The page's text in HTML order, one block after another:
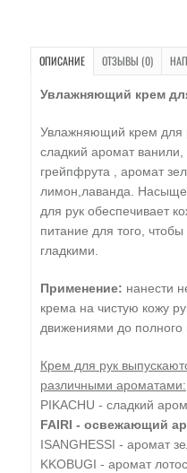
ОПИСАНИЕ ОТЗЫВЫ (0)
Увлажняющий крем
Увлажняющий крем для
сладкий аромат
грейпфрута , аромат
лимон,лаванда.
для рук обеспечивает
питание для того,
гладкими.
Применение: нанести
крема на чистую кожу
движениями до полного
Крем для рук
различными ароматами:
PIKACHU - сладкий
FAIRI - освежающий
ISANGHESSI - аромат
KKOBUGI - аромат